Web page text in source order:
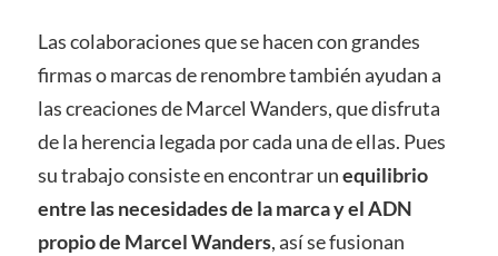
Las colaboraciones que se hacen con grandes
firmas o marcas de renombre también ayudan a
las creaciones de Marcel Wanders, que disfruta
de la herencia legada por cada una de ellas. Pues
su trabajo consiste en encontrar unequilibrio
entre las necesidades de la marca y el ADN
propio de Marcel Wanders, así se fusionan